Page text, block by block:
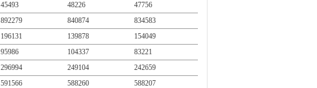
45493 48226
47756
892279 840874
834583
196131 139878
154049
95986 104337
83221
296994 249104
242659
591566 588260
588207